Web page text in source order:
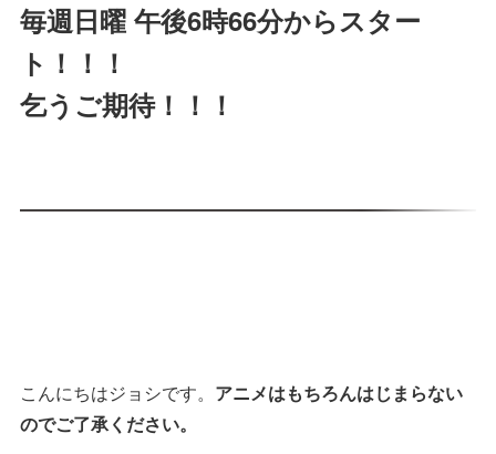
毎週日曜 午後6時66分からスター
ト！！！
乞うご期待！！！
こんにちはジョシです。 アニメはもちろんはじまらない
のでご了承ください。